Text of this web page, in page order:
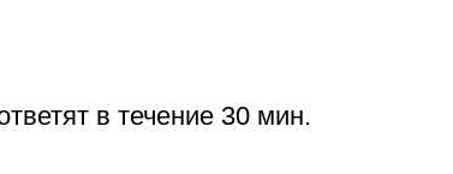
в течение 30 мин.